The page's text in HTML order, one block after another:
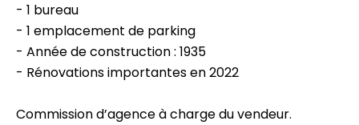
- 1 bureau
- 1 emplacement de parking
- Année de construction : 1935
- Rénovations importantes en 2022
Commission d’agence à charge du vendeur.